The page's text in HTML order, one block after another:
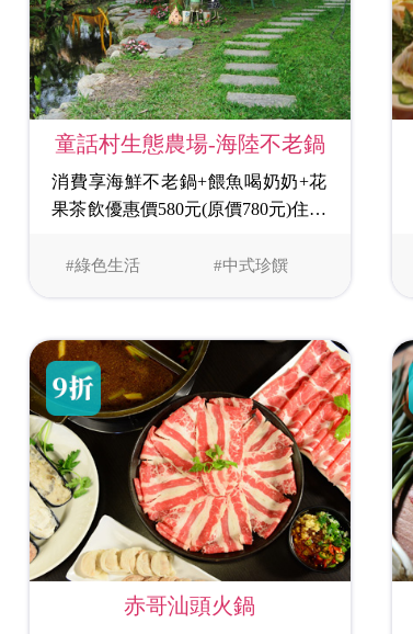
#綠色生活 #中式珍饌
童話村生態農場-海陸不老鍋
消費享海鮮不老鍋+餵魚喝奶奶+花
果茶飲優惠價580元(原價780元)住宿
殼蝦比賽+跟小矮人拍照+平面迷宮
赤哥汕頭火鍋